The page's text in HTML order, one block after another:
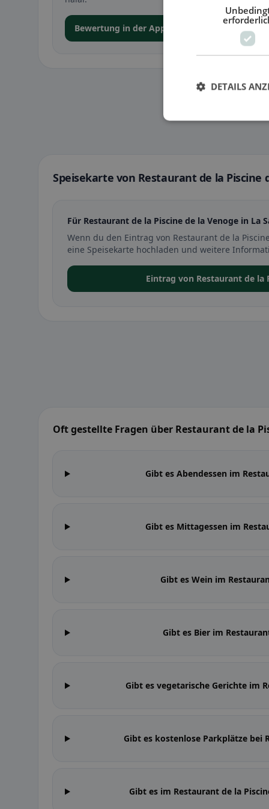
Bewertung in der App abgeben
Speisekarte von Restaurant de la Piscine
Für Restaurant de la Piscine de la Venoge in
Wenn du den Eintrag von Restaurant de la
eine Speisekarte hochladen und weitere
Eintrag von Restaurant de la
Oft gestellte Fragen über Restaurant de la
Gibt es Abendessen im
Gibt es Mittagessen im
Gibt es Wein im
Gibt es Bier im
Gibt es vegetarische Gerichte im
Gibt es kostenlose Parkplätze bei
Gibt es im Restaurant de la
DETAILS